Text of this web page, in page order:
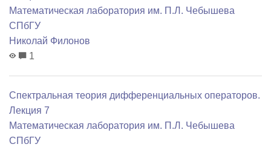
Математичеcкая лаборатория им. П.Л. Чебышева
СПбГУ
Николай Филонов
1
Спектральная теория дифференциальных операторов.
Лекция 7
Математичеcкая лаборатория им. П.Л. Чебышева
СПбГУ